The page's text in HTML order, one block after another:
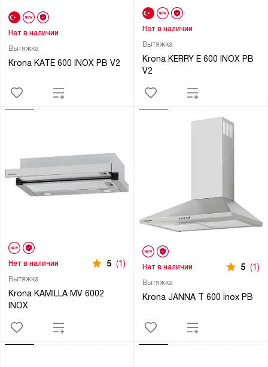
Вытяжка
Krona KATE 600 INOX PB V2
Нет в наличии
Вытяжка
Krona KERRY E 600 INOX PB
V2
Нет в наличии
Вытяжка
Krona KAMILLA MV 6002
INOX
Нет в наличии 5 (1)
Вытяжка
Krona JANNA T 600 inox PB
Нет в наличии 5 (1)